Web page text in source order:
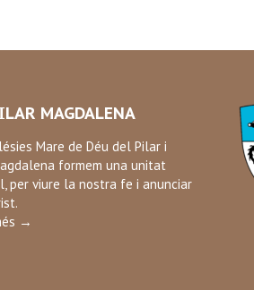
MAGDALENA
Mare de Déu del Pilar i
formem una unitat
per viure la nostra fe i anunciar
→